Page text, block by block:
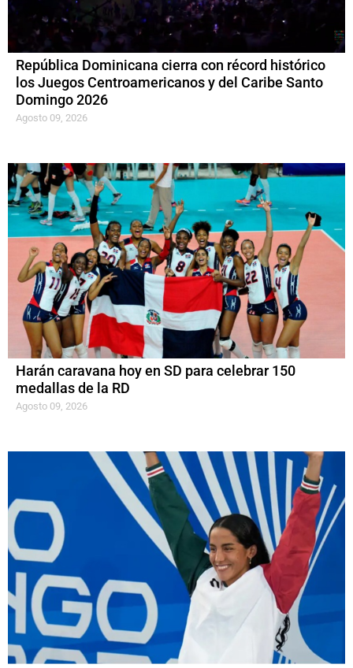
República Dominicana cierra con récord histórico
los Juegos Centroamericanos y del Caribe Santo
Domingo 2026
Agosto 09, 2026
Harán caravana hoy en SD para celebrar 150
medallas de la RD
Agosto 09, 2026